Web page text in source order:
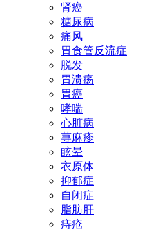
肾癌
糖尿病
痛风
胃食管反流症
脱发
胃溃疡
胃癌
哮喘
心脏病
荨麻疹
眩晕
衣原体
抑郁症
自闭症
脂肪肝
痔疮